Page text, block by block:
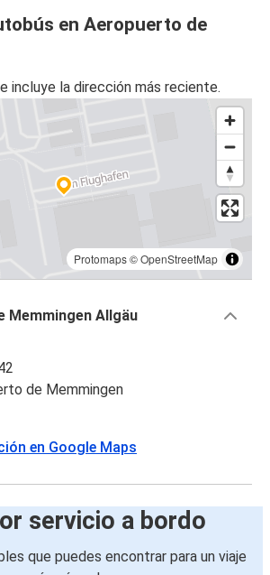
en Aeropuerto de
incluye la dirección más reciente.
Protomaps©OpenStreetMap
Memmingen Allgäu
de Memmingen
en Google Maps
servicio a bordo
que puedes encontrar para un viaje